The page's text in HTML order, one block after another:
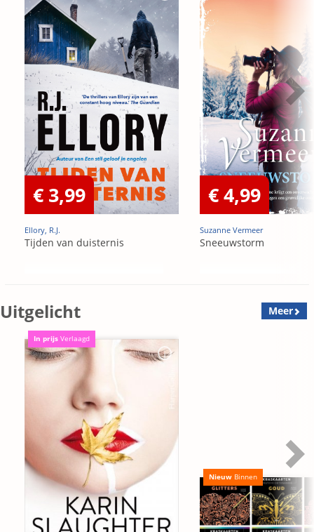
€ 3,99
Ellory, R.J.
Tijden van duisternis
€ 4,99
Suzanne Vermeer
Sneeuwstorm
Uitgelicht Meer
In prijs Verlaagd
Nieuw Binnen